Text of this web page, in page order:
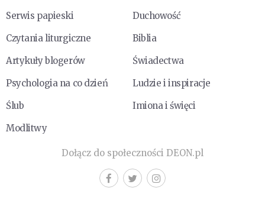
Serwis papieski
Duchowość
Czytania liturgiczne
Biblia
Artykuły blogerów
Świadectwa
Psychologia na co dzień
Ludzie i inspiracje
Ślub
Imiona i święci
Modlitwy
Dołącz do społeczności DEON.pl